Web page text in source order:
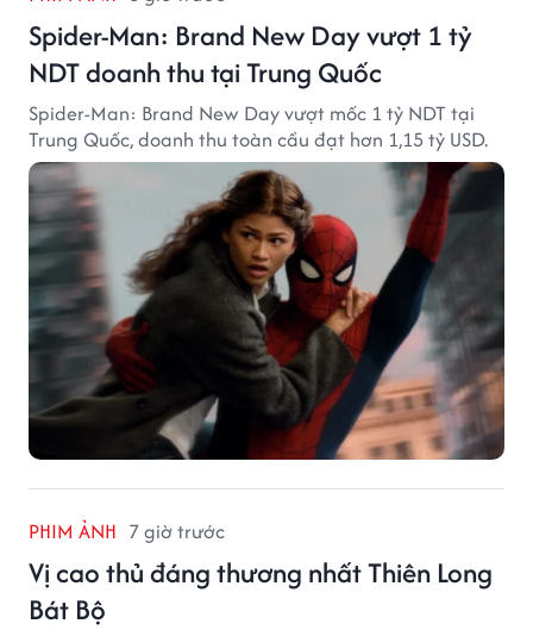
Spider-Man: Brand New Day vượt 1 tỷ
NDT doanh thu tại Trung Quốc
Spider-Man: Brand New Day vượt mốc 1 tỷ NDT tại
Trung Quốc, doanh thu toàn cầu đạt hơn 1,15 tỷ USD.
PHIM ẢNH 7 giờ trước
Vị cao thủ đáng thương nhất Thiên Long
Bát Bộ